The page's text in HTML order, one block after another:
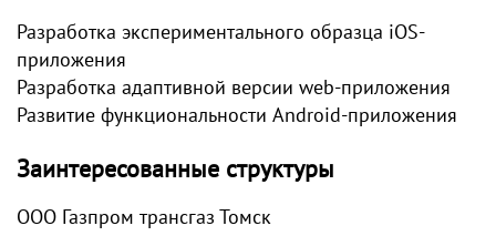
Разработка экспериментального образца iOS-
приложения
Разработка адаптивной версии web-приложения
Развитие функциональности Android-приложения
Заинтересованные структуры
ООО Газпром трансгаз Томск